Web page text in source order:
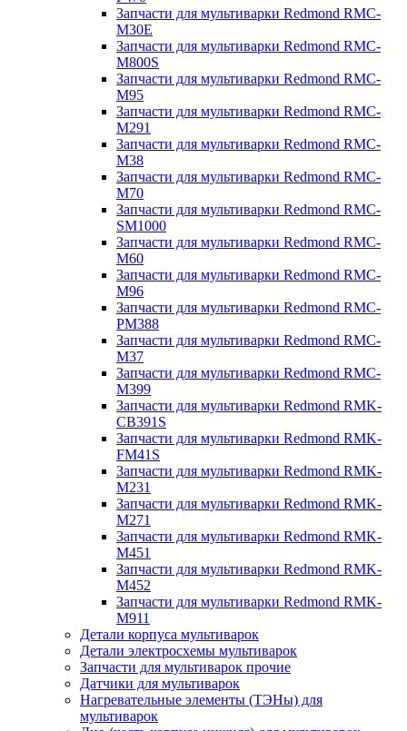
Запчасти для мультиварки Redmond RMC-
M30E
Запчасти для мультиварки Redmond RMC-
M800S
Запчасти для мультиварки Redmond RMC-
M95
Запчасти для мультиварки Redmond RMC-
M291
Запчасти для мультиварки Redmond RMC-
M38
Запчасти для мультиварки Redmond RMC-
M70
Запчасти для мультиварки Redmond RMC-
SM1000
Запчасти для мультиварки Redmond RMC-
M60
Запчасти для мультиварки Redmond RMC-
M96
Запчасти для мультиварки Redmond RMC-
PM388
Запчасти для мультиварки Redmond RMC-
M37
Запчасти для мультиварки Redmond RMC-
M399
Запчасти для мультиварки Redmond RMK-
CB391S
Запчасти для мультиварки Redmond RMK-
FM41S
Запчасти для мультиварки Redmond RMK-
M231
Запчасти для мультиварки Redmond RMK-
M271
Запчасти для мультиварки Redmond RMK-
M451
Запчасти для мультиварки Redmond RMK-
M452
Запчасти для мультиварки Redmond RMK-
M911
Детали корпуса мультиварок
Детали электросхемы мультиварок
Запчасти для мультиварок прочие
Датчики для мультиварок
Нагревательные элементы (ТЭНы) для
мультиварок